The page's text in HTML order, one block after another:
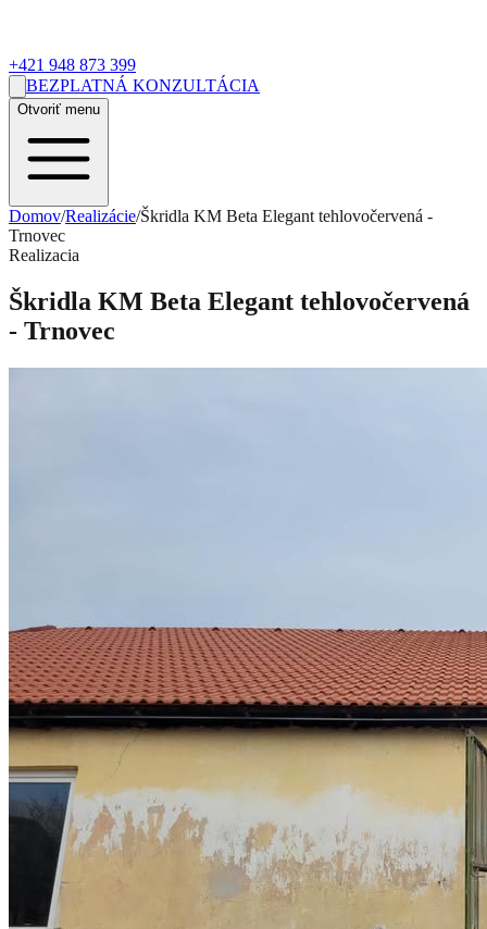
+421 948 873 399
BEZPLATNÁ KONZULTÁCIA
Otvoriť menu
Domov/Realizácie/Škridla KM Beta Elegant tehlovočervená -
Trnovec
Realizacia
Škridla KM Beta Elegant tehlovočervená
- Trnovec